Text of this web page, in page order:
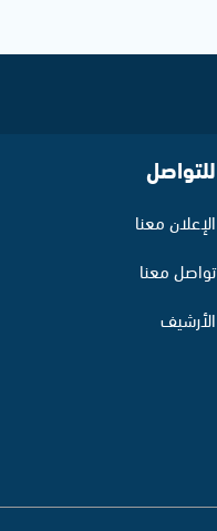
للتواصل
الإعلان معنا
تواصل معنا
الأرشيف